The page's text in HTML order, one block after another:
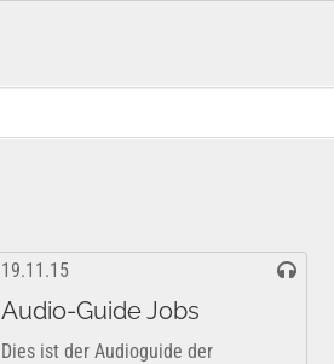
19.11.15
Audio-Guide Jobs
Dies ist der Audioguide der